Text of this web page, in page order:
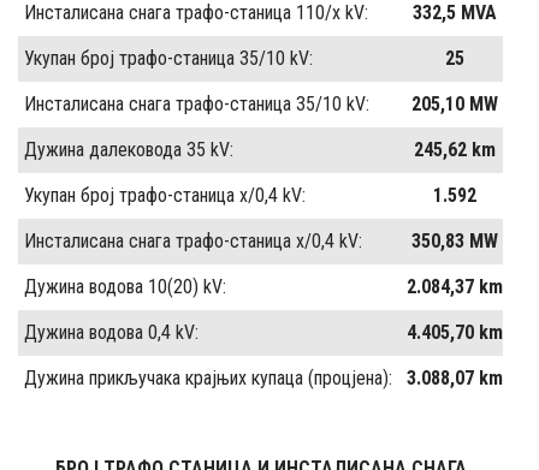
Инсталисана снага трафо-станица 110/x kV:
332,5 MVA
Укупан број трафо-станица 35/10 kV:
25
Инсталисана снага трафо-станица 35/10 kV:
205,10 MW
Дужина далековода 35 kV:
245,62 km
Укупан број трафо-станица x/0,4 kV:
1.592
Инсталисана снага трафо-станица x/0,4 kV:
350,83 MW
Дужина водова 10(20) kV:
2.084,37 km
Дужина водова 0,4 kV:
4.405,70 km
Дужина прикључака крајњих купаца (процјена):
3.088,07 km